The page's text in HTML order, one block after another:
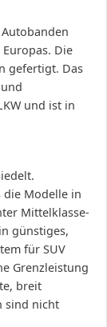
Die
gefertigt. Das
und ist in
die Modelle in
Mittelklasse-
günstiges,
für SUV
Grenzleistung
breit
sind nicht